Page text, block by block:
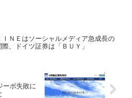
ＩＮＥはソーシャルメディア急成長の
際、ドイツ証券は「ＢＵＹ」
ーボ失敗に